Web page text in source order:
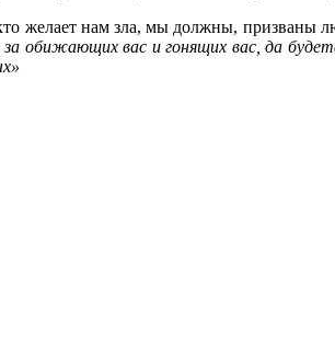
желает нам зла, мы должны, призваны
обижающих вас и гонящих вас, да